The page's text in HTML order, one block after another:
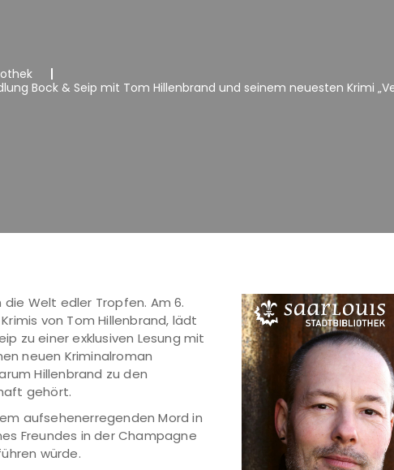
Bock & Seip mit Tom Hillenbrand und seinem neuesten Krimi
Welt edler Tropfen. Am 6.
von Tom Hillenbrand, lädt
zu einer exklusiven Lesung mit
neuen Kriminalroman
Hillenbrand zu den
gehört.
aufsehenerregenden Mord in
Freundes in der Champagne
würde.